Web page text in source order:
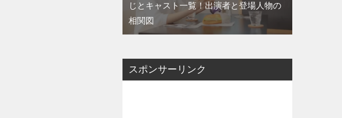
じとキャスト一覧！出演者と登場人物の
相関図
スポンサーリンク